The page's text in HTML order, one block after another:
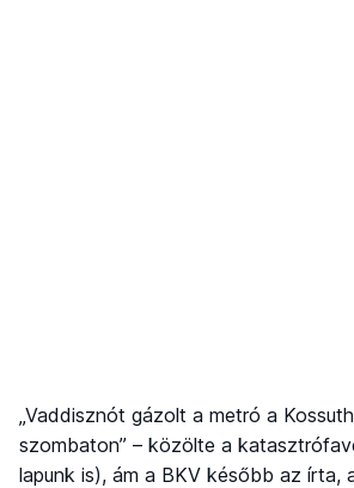
„Vaddisznót gázolt a metró a
szombaton” – közölte a
lapunk is), ám a BKV később az írta,